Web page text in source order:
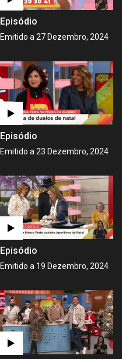
Episódio
Emitido a 27 Dezembro, 2024
Episódio
Emitido a 23 Dezembro, 2024
Episódio
Emitido a 19 Dezembro, 2024